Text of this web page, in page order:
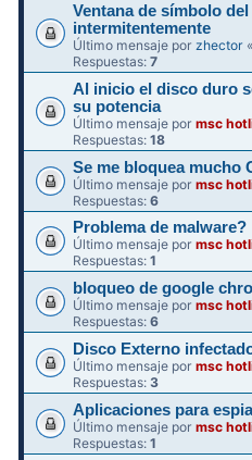
Ventana de símbolo
intermitentemente
Último mensaje por zhector
Respuestas:7
Al inicio el disco duro
su potencia
Último mensaje pormsc
Respuestas:18
Se me bloquea mucho
Último mensaje pormsc
Respuestas:6
Problema de malware?
Último mensaje pormsc
Respuestas:1
bloqueo de google
Último mensaje pormsc
Respuestas:6
Disco Externo
Último mensaje pormsc
Respuestas:3
Aplicaciones para
Último mensaje pormsc
Respuestas:1